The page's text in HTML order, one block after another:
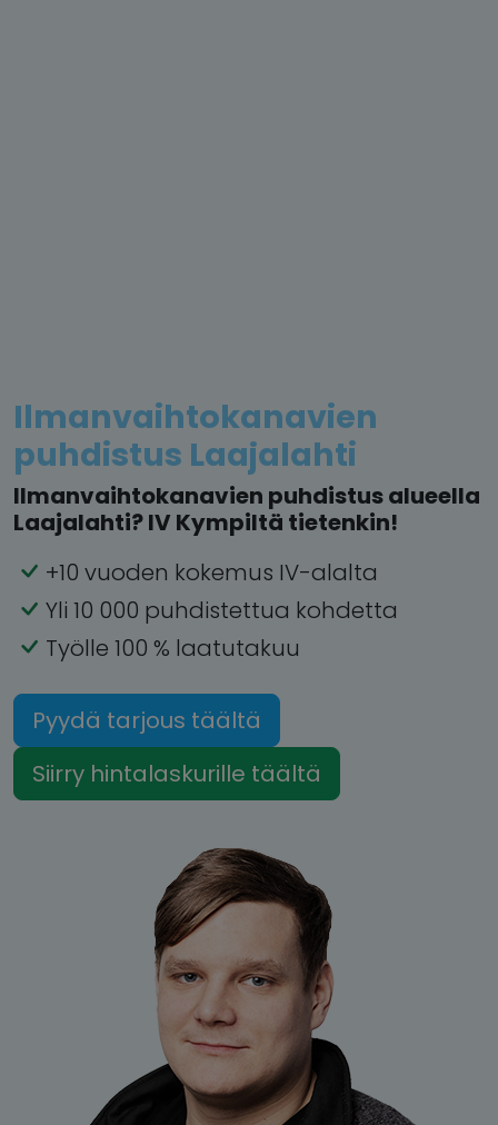
Ilmanvaihtokanavien
puhdistus Laajalahti
Ilmanvaihtokanavien puhdistus alueella
Laajalahti? IV Kympiltä tietenkin!
+10 vuoden kokemus IV-alalta
Yli 10 000 puhdistettua kohdetta
Työlle 100 % laatutakuu
Pyydä tarjous täältä
Siirry hintalaskurille täältä